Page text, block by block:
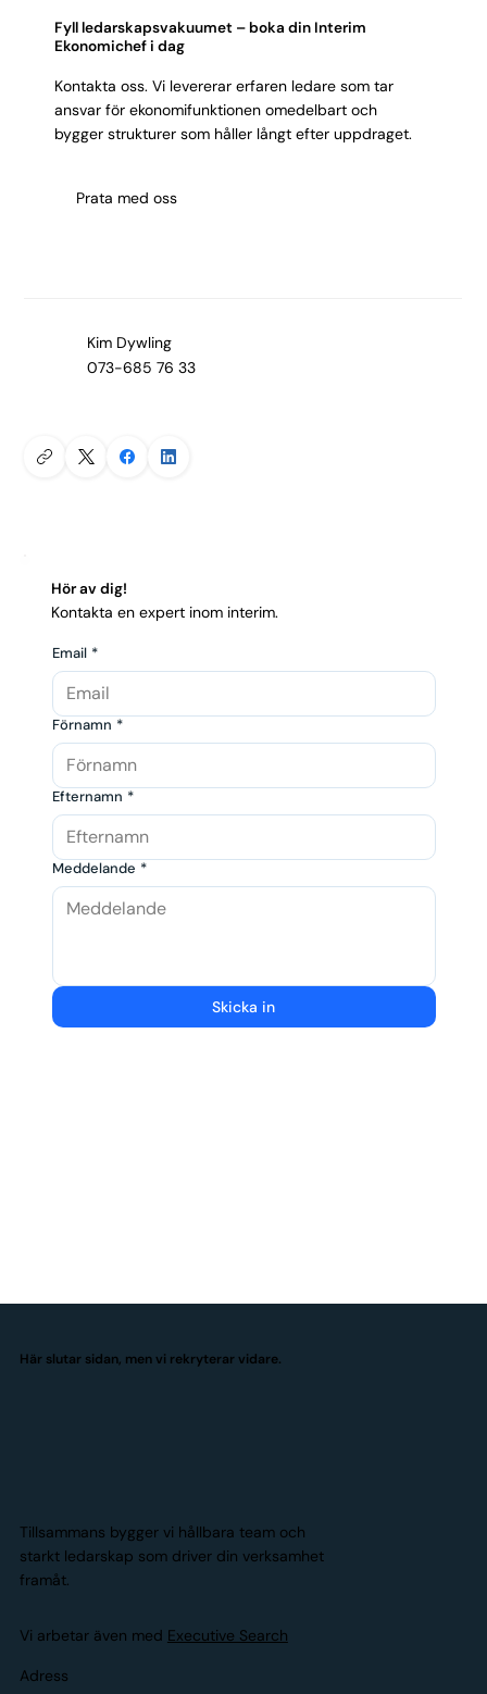
Fyll ledarskapsvakuumet – boka din Interim
Ekonomichef i dag
Kontakta oss. Vi levererar erfaren ledare som tar
ansvar för ekonomifunktionen omedelbart och
bygger strukturer som håller långt efter uppdraget.
Prata med oss
Kim Dywling
073-685 76 33
Hör av dig!
Kontakta en expert inom interim.
Email *
Förnamn *
Efternamn *
Meddelande *
Skicka in
Här slutar sidan, men vi rekryterar vidare.
Tillsammans bygger vi hållbara team och
starkt ledarskap som driver din verksamhet
framåt.
Vi arbetar även med Executive Search
Adress